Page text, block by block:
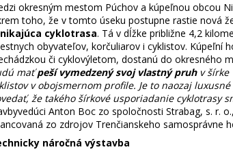
okresným mestom Púchov a kúpeľnou obcou
toho, že v tomto úseku postupne rastie nová
cyklotrasa. Tá v dĺžke približne 4,2
obyvateľov, korčuliarov i cyklistov. Kúpeľní
či cyklovýletom, dostanú do okresného
maťpeší vymedzený svoj vlastný pruhv šírke
v obojsmernom profile. Je to naozaj
že takého šírkové usporiadanie cyklotrasy
Anton Boc zo spoločnosti Strabag, s. r.
zo zdrojov Trenčianskeho samosprávne
náročná výstavba